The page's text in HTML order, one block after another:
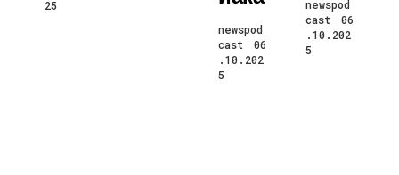
25
newspod
cast
06
.10.202
5
newspod
cast
06
.10.202
5